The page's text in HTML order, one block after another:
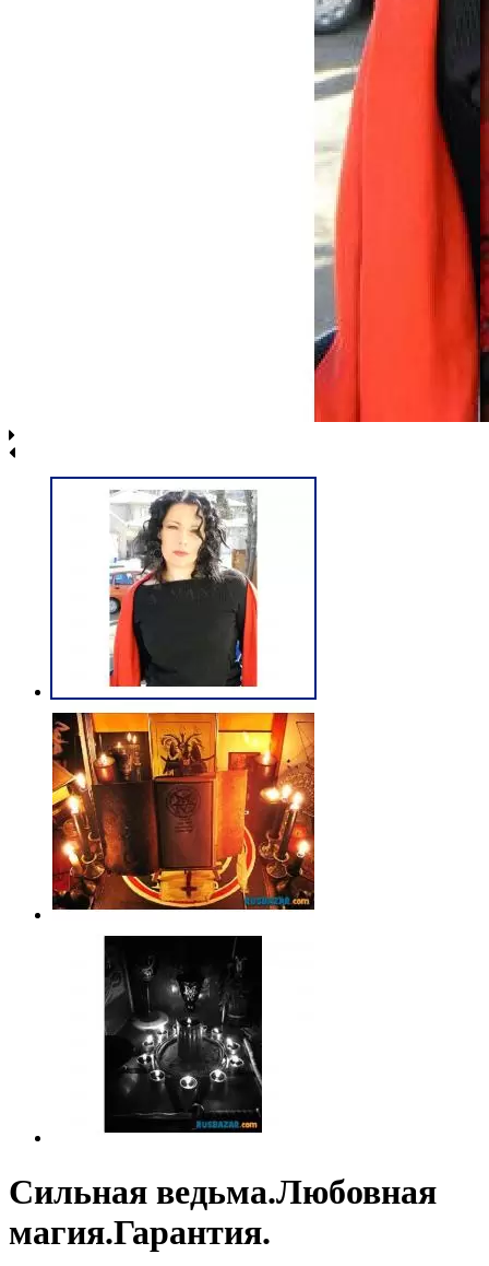
Сильная ведьма.Любовная
магия.Гарантия.